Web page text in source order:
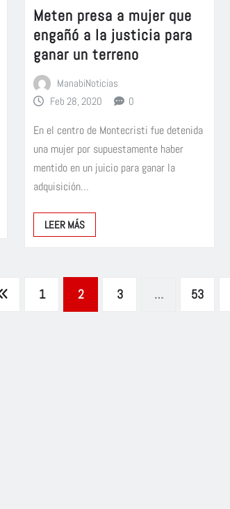
Meten presa a mujer que
engañó a la justicia para
ganar un terreno
ManabiNoticias
Feb 28, 2020
0
En el centro de Montecristi fue detenida
una mujer por supuestamente haber
mentido en un juicio para ganar la
adquisición…
LEER MÁS
1 2 3 … 53